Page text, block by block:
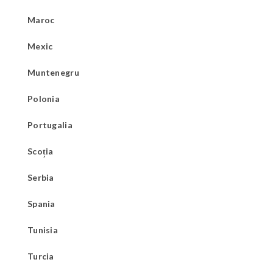
Maroc
Mexic
Muntenegru
Polonia
Portugalia
Scoția
Serbia
Spania
Tunisia
Turcia